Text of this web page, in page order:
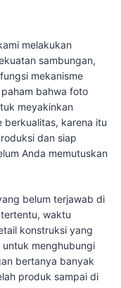
melakukan
sambungan,
mekanisme
bahwa foto
meyakinkan
berkualitas, karena itu
dan siap
Anda memutuskan
belum terjawab di
waktu
konstruksi yang
menghubungi
bertanya banyak
produk sampai di